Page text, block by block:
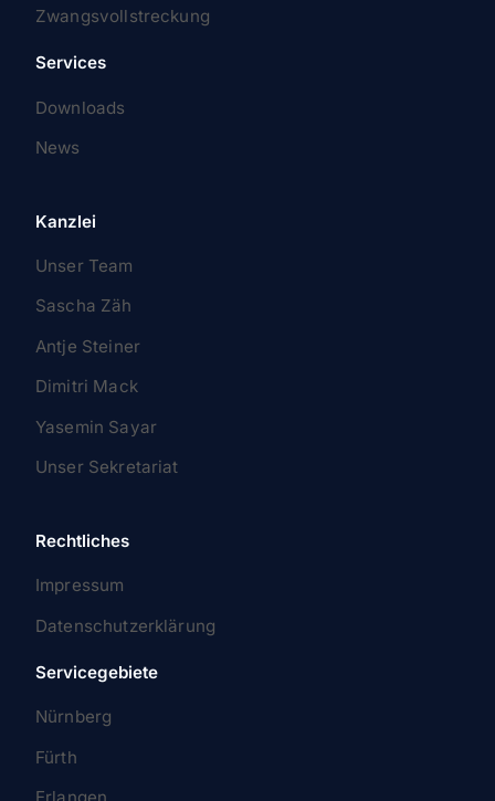
Zwangsvollstreckung
Services
Downloads
News
Kanzlei
Unser Team
Sascha Zäh
Antje Steiner
Dimitri Mack
Yasemin Sayar
Unser Sekretariat
Rechtliches
Impressum
Datenschutzerklärung
Servicegebiete
Nürnberg
Fürth